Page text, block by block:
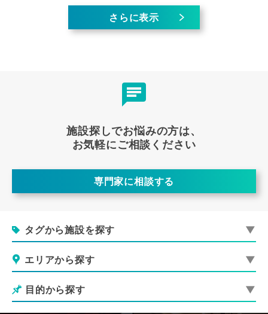
さらに表示
施設探しでお悩みの方は、
お気軽にご相談ください
専門家に相談する
タグから施設を探す
エリアから探す
目的から探す